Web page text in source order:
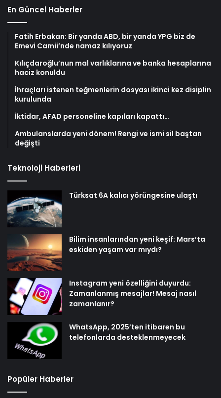
En Güncel Haberler
Fatih Erbakan: Bir yanda ABD, bir yanda YPG biz de
Emevi Camii’nde namaz kılıyoruz
Kılıçdaroğlu’nun mal varlıklarına ve banka hesaplarına
haciz konuldu
İhraçları istenen teğmenlerin dosyası ikinci kez disiplin
kurulunda
İktidar, AFAD personeline kapıları kapattı…
Ambulanslarda yeni dönem! Rengi ve ismi sil baştan
değişti
Teknoloji Haberleri
Türksat 6A kalıcı yörüngesine ulaştı
Bilim insanlarından yeni keşif: Mars’ta
eskiden yaşam var mıydı?
Instagram yeni özelliğini duyurdu:
Zamanlanmış mesajlar! Mesaj nasıl
zamanlanır?
WhatsApp, 2025’ten itibaren bu
telefonlarda desteklenmeyecek
Popüler Haberler